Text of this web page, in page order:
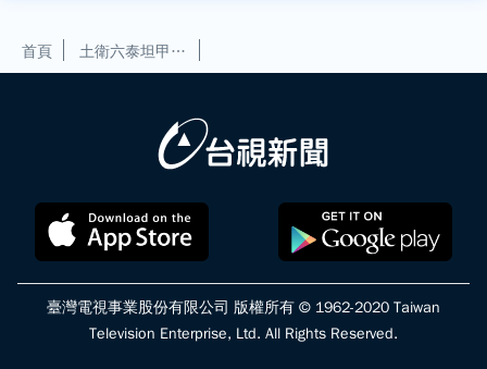
首頁 土衛六泰坦甲烷湖泊 微風就能掀起巨浪【發現科學】
臺灣電視事業股份有限公司 版權所有 © 1962-2020 Taiwan
Television Enterprise, Ltd. All Rights Reserved.